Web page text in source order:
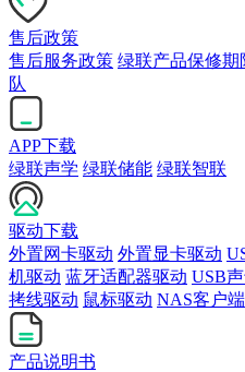
售后政策
售后服务政策 绿联产品保修期
队
APP下载
绿联声学 绿联储能 绿联智联
驱动下载
外置网卡驱动 外置显卡驱动
机驱动 蓝牙适配器驱动 USB
拷线驱动 鼠标驱动 NAS客户端
产品说明书